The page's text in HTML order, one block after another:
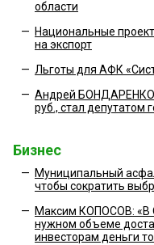
области
— Национальные
на экспорт
— Льготы для АФК
— Андрей БОНДАРЕНКО,
руб., стал депутатом
Бизнес
— Муниципальный
чтобы сократить
— Максим КОПОСОВ: «В
нужном объеме
инвесторам деньги